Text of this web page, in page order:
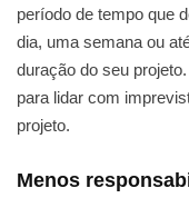
período de tempo que
dia, uma semana ou
duração do seu
para lidar com
projeto.
Menos